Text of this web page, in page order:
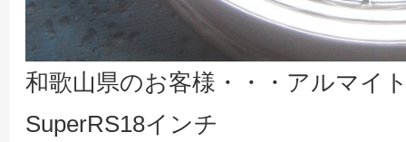
和歌山県のお客様・・・アルマイ
SuperRS18インチ